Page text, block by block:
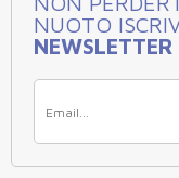
NUOTO
NEWSLETTER